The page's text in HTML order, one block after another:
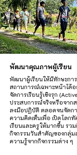
พัฒนาคุณภาพผู้เรียน
พัฒนาผู้เรียนให้มีทักษะกา
สถานการณ์เฉพาะหน้าได้
จัดการเรียนรู้เชิงรุก
ประสบการณ์จริงหรือจาก
ลงมือปฏิบัติ ตลอดจนจัดกา
ความคิดเห็นเพื่อ เปิดโลก
เรียนและครูให้มากขึ้น รว
กิจกรรมวันสำคัญของกลุ่ม
ความรู้จากกิจกรรมต่าง ๆ